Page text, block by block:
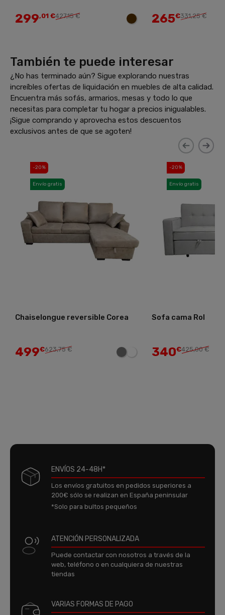
299,01 €427,15 € 265€331,25 €
También te puede interesar
¿No has terminado aún? Sigue explorando nuestras
increíbles ofertas de liquidación en muebles de alta calidad.
Encuentra más sofás, armarios, mesas y todo lo que
necesitas para completar tu hogar a precios inigualables.
¡Sigue comprando y aprovecha estos descuentos
exclusivos antes de que se agoten!
Chaiselongue reversible Corea
499€623,75 €
-20%
Envío gratis
Sofa cama Rol
340€425,00 €
-20%
Envío gratis
ENVÍOS 24-48H*
Los envíos gratuitos en pedidos superiores a
200€ sólo se realizan en España peninsular
*Solo para bultos pequeños
ATENCIÓN PERSONALIZADA
Puede contactar con nosotros a través de la
web, teléfono o en cualquiera de nuestras
tiendas
VARIAS FORMAS DE PAGO